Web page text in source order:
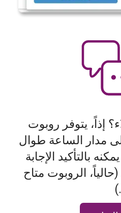
إذاً، يتوفر روبوت
مدار الساعة طوال
بالتأكيد الإجابة
الروبوت متاح